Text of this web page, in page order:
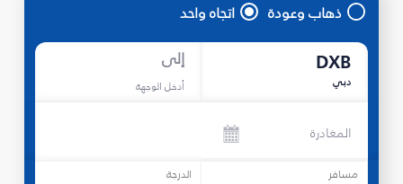
ذهاب وعودة اتجاه واحد
DXB
دبي
إلى
أدخل الوجهة
المغادرة
مسافر الدرجة